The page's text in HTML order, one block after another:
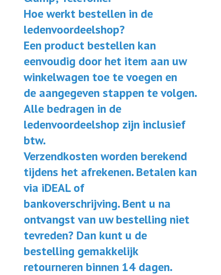
Hoe werkt bestellen in de
ledenvoordeelshop?
Een product bestellen kan
eenvoudig door het item aan uw
winkelwagen toe te voegen en
de aangegeven stappen te volgen.
Alle bedragen in de
ledenvoordeelshop zijn inclusief
btw.
Verzendkosten worden berekend
tijdens het afrekenen. Betalen kan
via iDEAL of
bankoverschrijving. Bent u na
ontvangst van uw bestelling niet
tevreden? Dan kunt u de
bestelling gemakkelijk
retourneren binnen 14 dagen.